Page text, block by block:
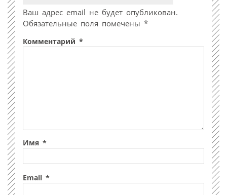
Ваш адрес email не будет опубликован.
Обязательные поля помечены *
Комментарий *
Имя *
Email *